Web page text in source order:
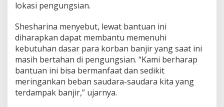
lokasi pengungsian.
Shesharina menyebut, lewat bantuan ini
diharapkan dapat membantu memenuhi
kebutuhan dasar para korban banjir yang saat ini
masih bertahan di pengungsian. “Kami berharap
bantuan ini bisa bermanfaat dan sedikit
meringankan beban saudara-saudara kita yang
terdampak banjir,” ujarnya.